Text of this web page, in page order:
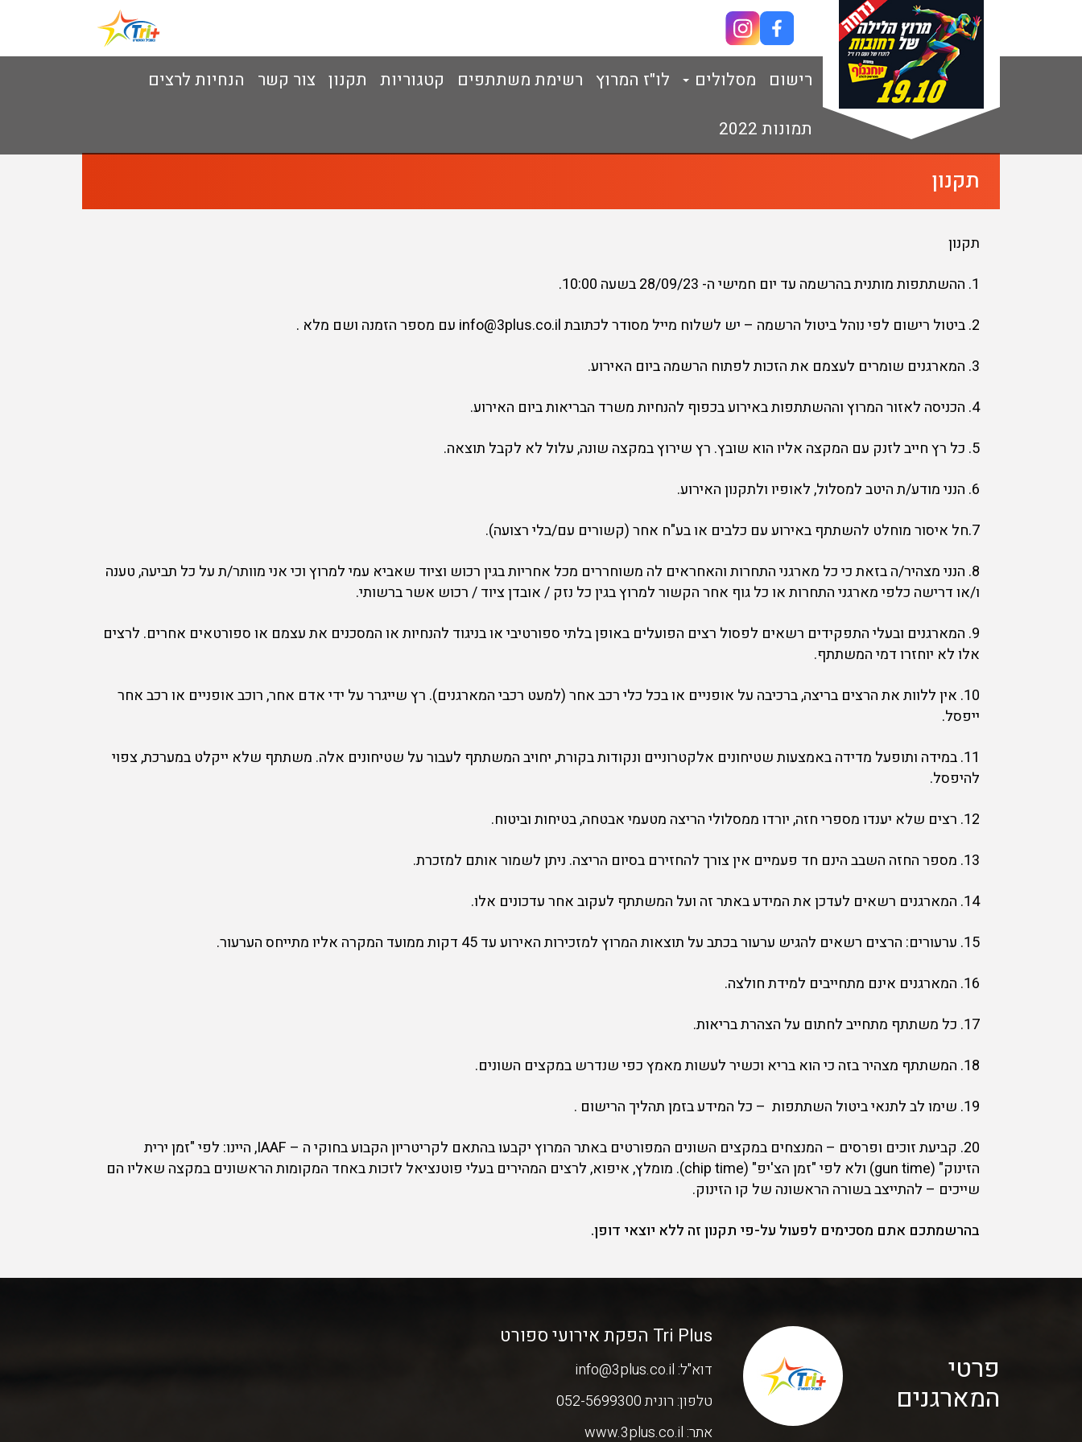
רישום מסלולים לו"ז המרוץ רשימת משתתפים קטגוריות תקנון צור קשר
הנחיות לרצים
תמונות 2022
תקנון
תקנון
1. ההשתתפות מותנית בהרשמה עד יום חמישי ה- 28/09/23 בשעה 10:00.
2. ביטול רישום לפי נוהל ביטול הרשמה – יש לשלוח מייל מסודר לכתובת info@3plus.co.il עם מספר הזמנה ושם מלא .
3. המארגנים שומרים לעצמם את הזכות לפתוח הרשמה ביום האירוע.
4. הכניסה לאזור המרוץ וההשתתפות באירוע בכפוף להנחיות משרד הבריאות ביום האירוע.
5. כל רץ חייב לזנק עם המקצה אליו הוא שובץ. רץ שירוץ במקצה שונה, עלול לא לקבל תוצאה.
6. הנני מודע/ת היטב למסלול, לאופיו ולתקנון האירוע.
7.חל איסור מוחלט להשתתף באירוע עם כלבים או בע"ח אחר (קשורים עם/בלי רצועה).
8. הנני מצהיר/ה בזאת כי כל מארגני התחרות והאחראים לה משוחררים מכל אחריות בגין רכוש וציוד שאביא עמי למרוץ וכי אני מוותר/ת על כל תביעה, טענה
ו/או דרישה כלפי מארגני התחרות או כל גוף אחר הקשור למרוץ בגין כל נזק / אובדן ציוד / רכוש אשר ברשותי.
9. המארגנים ובעלי התפקידים רשאים לפסול רצים הפועלים באופן בלתי ספורטיבי או בניגוד להנחיות או המסכנים את עצמם או ספורטאים אחרים. לרצים
אלו לא יוחזרו דמי המשתתף.
10. אין ללוות את הרצים בריצה, ברכיבה על אופניים או בכל כלי רכב אחר (למעט רכבי המארגנים). רץ שייגרר על ידי אדם אחר, רוכב אופניים או רכב אחר
ייפסל.
11. במידה ותופעל מדידה באמצעות שטיחונים אלקטרוניים ונקודות בקורת, יחויב המשתתף לעבור על שטיחונים אלה. משתתף שלא ייקלט במערכת, צפוי
להיפסל.
12. רצים שלא יענדו מספרי חזה, יורדו ממסלולי הריצה מטעמי אבטחה, בטיחות וביטוח.
13. מספר החזה השבב הינם חד פעמיים אין צורך להחזירם בסיום הריצה. ניתן לשמור אותם למזכרת.
14. המארגנים רשאים לעדכן את המידע באתר זה ועל המשתתף לעקוב אחר עדכונים אלו.
15. ערעורים: הרצים רשאים להגיש ערעור בכתב על תוצאות המרוץ למזכירות האירוע עד 45 דקות ממועד המקרה אליו מתייחס הערעור.
16. המארגנים אינם מתחייבים למידת חולצה.
17. כל משתתף מתחייב לחתום על הצהרת בריאות.
18. המשתתף מצהיר בזה כי הוא בריא וכשיר לעשות מאמץ כפי שנדרש במקצים השונים.
19. שימו לב לתנאי ביטול השתתפות – כל המידע בזמן תהליך הרישום .
20. קביעת זוכים ופרסים – המנצחים במקצים השונים המפורטים באתר המרוץ יקבעו בהתאם לקריטריון הקבוע בחוקי ה – IAAF, היינו: לפי "זמן ירית
הזינוק" (gun time) ולא לפי "זמן הצ'יפ" (chip time). מומלץ, איפוא, לרצים המהירים בעלי פוטנציאל לזכות באחד המקומות הראשונים במקצה שאליו הם
שייכים – להתייצב בשורה הראשונה של קו הזינוק.
בהרשמתכם אתם מסכימים לפעול על-פי תקנון זה ללא יוצאי דופן.
פרטי
המארגנים
Tri Plus הפקת אירועי ספורט
דוא"ל: info@3plus.co.il
טלפון: רונית 052-5699300
אתר: www.3plus.co.il